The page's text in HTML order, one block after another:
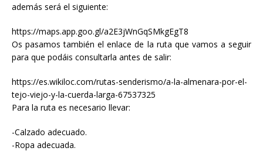
además será el siguiente:
https://maps.app.goo.gl/a2E3jWnGqSMkgEgT8
Os pasamos también el enlace de la ruta que vamos a seguir
para que podáis consultarla antes de salir:
https://es.wikiloc.com/rutas-senderismo/a-la-almenara-por-el-
tejo-viejo-y-la-cuerda-larga-67537325
Para la ruta es necesario llevar:
-Calzado adecuado.
-Ropa adecuada.